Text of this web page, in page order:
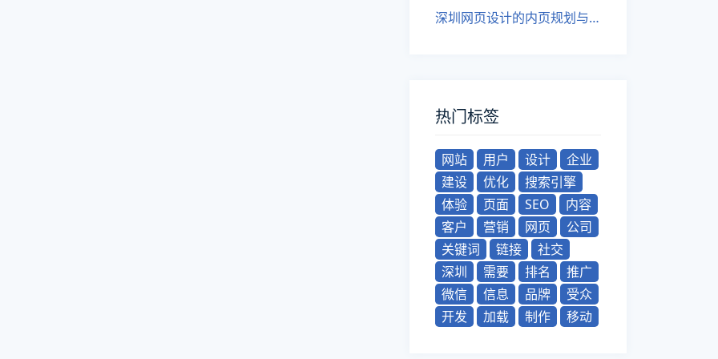
深圳网页设计的内页规划与布局技巧
热门标签
网站 用户 设计
企业
建设
优化
搜索引擎
体验
页面 SEO
内容
客户
营销 网页
公司
关键词
链接
社交
深圳
需要 排名
推广
微信
信息 品牌
受众
开发
加载 制作 移动